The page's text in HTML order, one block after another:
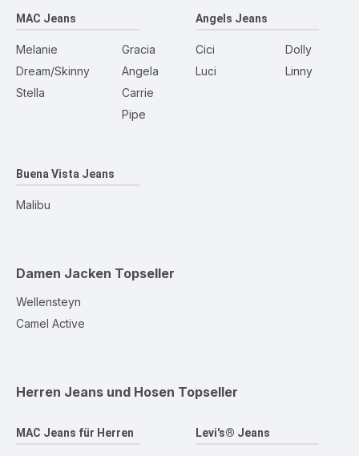
MAC Jeans
Melanie
Dream/Skinny
Stella
Gracia
Angela
Carrie
Pipe
Angels Jeans
Cici
Luci
Dolly
Linny
Buena Vista Jeans
Malibu
Damen Jacken Topseller
Wellensteyn
Camel Active
Herren Jeans und Hosen Topseller
MAC Jeans für Herren Levi's® Jeans